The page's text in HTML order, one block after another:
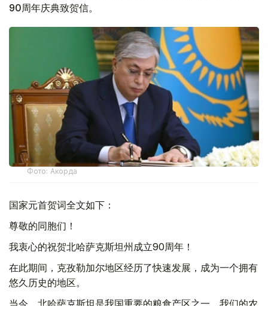
90周年庆典致贺信。
Фото: Акорда
国家元首贺词全文如下：
尊敬的同胞们！
我衷心的祝贺北哈萨克斯坦州成立90周年！
在此期间，克孜勒加尔地区经历了快速发展，成为一个拥有
悠久历史的地区。
当今，北哈萨克斯坦是我国重要的粮食产区之一。我们的农